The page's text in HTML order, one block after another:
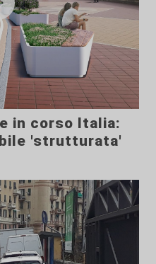
in corso Italia:
'strutturata'